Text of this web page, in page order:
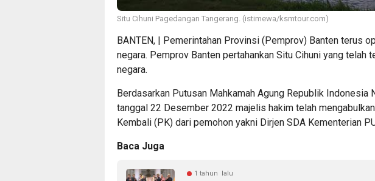
Situ Cihuni Pagedangan Tangerang. (istimewa/ksmtour.com)
BANTEN, | Pemerintahan Provinsi (Pemprov) Banten terus
negara. Pemprov Banten pertahankan Situ Cihuni yang telah
negara.
Berdasarkan Putusan Mahkamah Agung Republik
tanggal 22 Desember 2022 majelis hakim telah
Kembali (PK) dari pemohon yakni Dirjen SDA Kementerian
Baca Juga
1 tahun lalu